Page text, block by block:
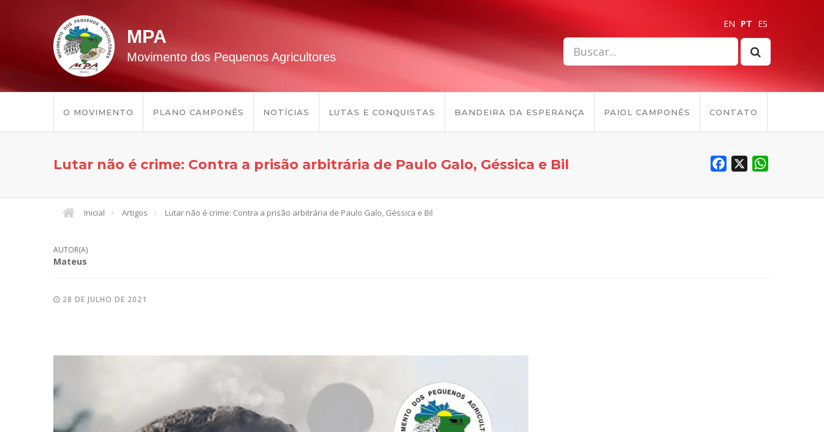
MPA
Movimento dos Pequenos Agricultores
EN PT ES
O MOVIMENTO PLANO CAMPONÊS NOTÍCIAS LUTAS E CONQUISTAS BANDEIRA DA ESPERANÇA PAIOL CAMPONÊS CONTATO
Lutar não é crime: Contra a prisão arbitrária de Paulo Galo, Géssica e Bil Facebook
Inicial Artigos Lutar não é crime: Contra a prisão arbitrária de Paulo Galo, Géssica e Bil
AUTOR(A)
Mateus
28 DE JULHO DE 2021